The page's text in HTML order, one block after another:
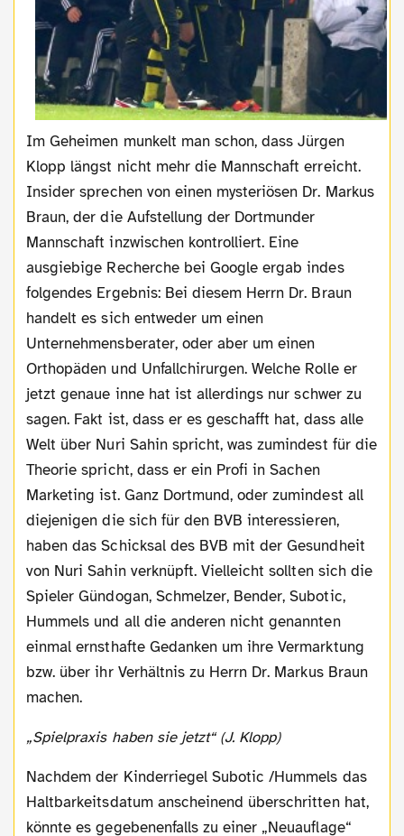
Im Geheimen munkelt man schon, dass Jürgen
Klopp längst nicht mehr die Mannschaft erreicht.
Insider sprechen von einen mysteriösen Dr. Markus
Braun, der die Aufstellung der Dortmunder
Mannschaft inzwischen kontrolliert. Eine
ausgiebige Recherche bei Google ergab indes
folgendes Ergebnis: Bei diesem Herrn Dr. Braun
handelt es sich entweder um einen
Unternehmensberater, oder aber um einen
Orthopäden und Unfallchirurgen. Welche Rolle er
jetzt genaue inne hat ist allerdings nur schwer zu
sagen. Fakt ist, dass er es geschafft hat, dass alle
Welt über Nuri Sahin spricht, was zumindest für die
Theorie spricht, dass er ein Profi in Sachen
Marketing ist. Ganz Dortmund, oder zumindest all
diejenigen die sich für den BVB interessieren,
haben das Schicksal des BVB mit der Gesundheit
von Nuri Sahin verknüpft. Vielleicht sollten sich die
Spieler Gündogan, Schmelzer, Bender, Subotic,
Hummels und all die anderen nicht genannten
einmal ernsthafte Gedanken um ihre Vermarktung
bzw. über ihr Verhältnis zu Herrn Dr. Markus Braun
machen.
„Spielpraxis haben sie jetzt“ (J. Klopp)
Nachdem der Kinderriegel Subotic /Hummels das
Haltbarkeitsdatum anscheinend überschritten hat,
könnte es gegebenenfalls zu einer „Neuauflage“